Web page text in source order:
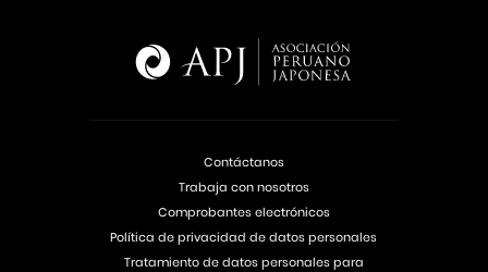
Contáctanos
Trabaja con nosotros
Comprobantes electrónicos
Política de privacidad de datos personales
Tratamiento de datos personales para